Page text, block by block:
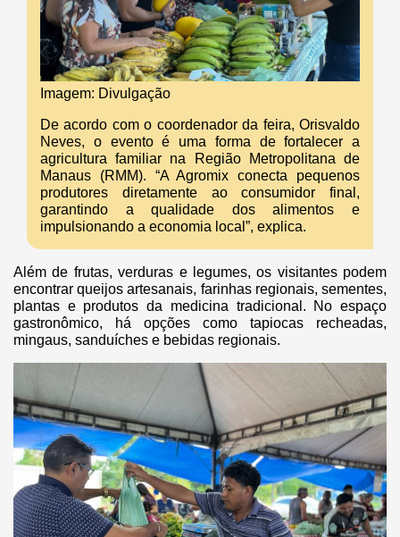
Imagem: Divulgação
De acordo com o coordenador da feira, Orisvaldo
Neves, o evento é uma forma de fortalecer a
agricultura familiar na Região Metropolitana de
Manaus (RMM). “A Agromix conecta pequenos
produtores diretamente ao consumidor final,
garantindo a qualidade dos alimentos e
impulsionando a economia local”, explica.
Além de frutas, verduras e legumes, os visitantes podem
encontrar queijos artesanais, farinhas regionais, sementes,
plantas e produtos da medicina tradicional. No espaço
gastronômico, há opções como tapiocas recheadas,
mingaus, sanduíches e bebidas regionais.